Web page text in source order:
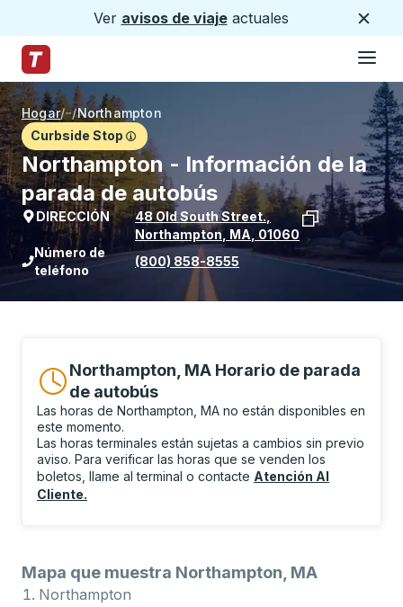
Ver avisos de viajeactuales
Página de inicio de Trailways
Hogar/ /Northampton
Curbside Stop
Northampton - Información de la
parada de autobús
DIRECCIÓN 48 Old South Street.,
Northampton MA 01060
Ver la ubicación de la parada en
Número de
teléfono
(800) 858-8555
Northampton, MA Horario de parada
de autobús
Las horas de Northampton, MA no están disponibles en
este momento.
Las horas terminales están sujetas a cambios sin previo
aviso. Para verificar las horas que se venden los
boletos, llame al terminal o contacte Atención Al
Cliente.
Mapa que muestra Northampton, MA
Northampton